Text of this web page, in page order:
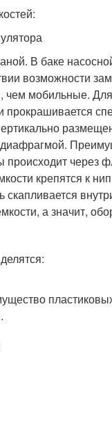
В баке
возможности
чем мобильные.
прокрашивается
через
крепятся к
а значит,